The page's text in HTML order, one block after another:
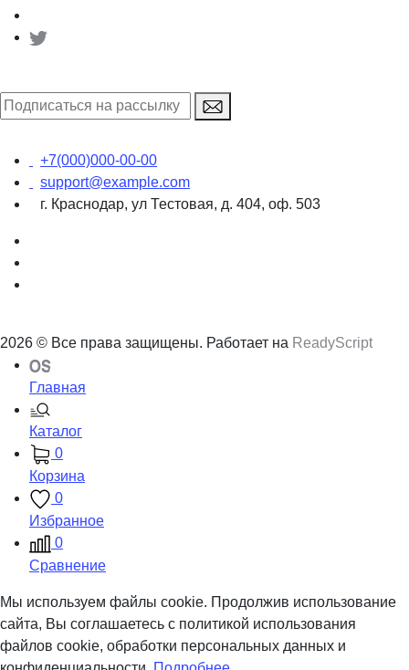
+7(000)000-00-00
support@example.com
г. Краснодар, ул Тестовая, д. 404, оф. 503
2026 © Все права защищены. Работает на ReadyScript
Главная
Каталог
0
Корзина
0
Избранное
0
Сравнение
Мы используем файлы cookie. Продолжив использование
сайта, Вы соглашаетесь с политикой использования
файлов cookie, обработки персональных данных и